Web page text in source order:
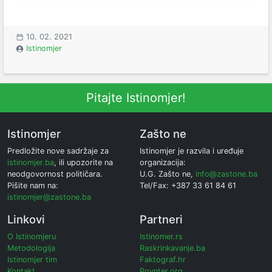
10. 02. 2021
Istinomjer
Pitajte Istinomjer!
Istinomjer
Predložite nove sadržaje za
istinomjer.ba, ili upozorite na
neodgovornost političara.
Pišite nam na:
istinomjer@zastone.ba
Zašto ne
Istinomjer je razvila i uređuje
organizacija:
U.G. Zašto ne, info@zastone.ba
Tel/Fax: +387 33 61 84 61
Linkovi
O Istinomjeru
Metodologija
Istinomjer tim
Partneri
Istinomer.rs
Raskrinkavanje.ba
Faktograf.hr